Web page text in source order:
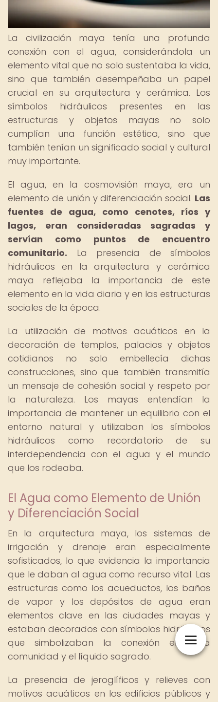
La civilización maya tenía una profunda
conexión con el agua, considerándola un
elemento vital que no solo sustentaba la vida,
sino que también desempeñaba un papel
crucial en su arquitectura y cerámica. Los
símbolos hidráulicos presentes en las
estructuras y objetos mayas no solo
cumplían una función estética, sino que
también tenían un significado social y cultural
muy importante.
El agua, en la cosmovisión maya, era un
elemento de unión y diferenciación social. Las
fuentes de agua, como cenotes, ríos y
lagos, eran consideradas sagradas y
servían como puntos de encuentro
comunitario. La presencia de símbolos
hidráulicos en la arquitectura y cerámica
maya reflejaba la importancia de este
elemento en la vida diaria y en las estructuras
sociales de la época.
La utilización de motivos acuáticos en la
decoración de templos, palacios y objetos
cotidianos no solo embellecía dichas
construcciones, sino que también transmitía
un mensaje de cohesión social y respeto por
la naturaleza. Los mayas entendían la
importancia de mantener un equilibrio con el
entorno natural y utilizaban los símbolos
hidráulicos como recordatorio de su
interdependencia con el agua y el mundo
que los rodeaba.
El Agua como Elemento de Unión
y Diferenciación Social
En la arquitectura maya, los sistemas de
irrigación y drenaje eran especialmente
sofisticados, lo que evidencia la importancia
que le daban al agua como recurso vital. Las
estructuras como los acueductos, los baños
de vapor y los depósitos de agua eran
elementos clave en las ciudades mayas y
estaban decorados con símbolos hidráulicos
que simbolizaban la conexión entre la
comunidad y el líquido sagrado.
La presencia de jeroglíficos y relieves con
motivos acuáticos en los edificios públicos y